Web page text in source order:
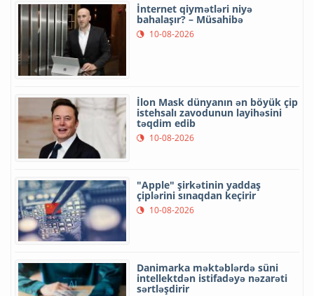
İnternet qiymətləri niyə
bahalaşır? – Müsahibə
10-08-2026
İlon Mask dünyanın ən böyük çip
istehsalı zavodunun layihəsini
təqdim edib
10-08-2026
"Apple" şirkətinin yaddaş
çiplərini sınaqdan keçirir
10-08-2026
Danimarka məktəblərdə süni
intellektdən istifadəyə nəzarəti
sərtləşdirir